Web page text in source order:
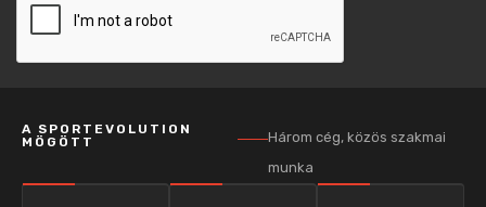
A SPORTEVOLUTION
MÖGÖTT
Három cég, közös szakmai
munka